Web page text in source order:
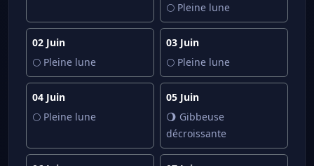
🌕 Pleine lune
02 Juin
🌕 Pleine lune
03 Juin
🌕 Pleine lune
04 Juin
🌕 Pleine lune
05 Juin
🌖 Gibbeuse
décroissante